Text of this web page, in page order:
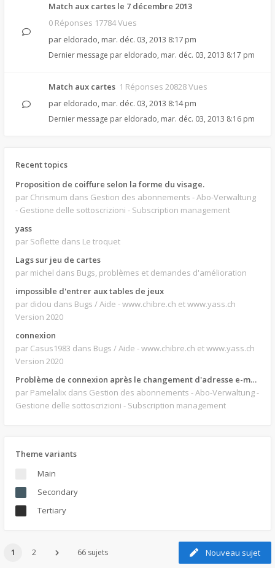
Match aux cartes le 7 décembre 2013
0 Réponses 17784 Vues
par eldorado, mar. déc. 03, 2013 8:17 pm
Dernier message par eldorado, mar. déc. 03, 2013 8:17 pm
Match aux cartes 1 Réponses 20828 Vues
par eldorado, mar. déc. 03, 2013 8:14 pm
Dernier message par eldorado, mar. déc. 03, 2013 8:16 pm
Recent topics
Proposition de coiffure selon la forme du visage.
par Chrismum dans Gestion des abonnements - Abo-Verwaltung
- Gestione delle sottoscrizioni - Subscription management
yass
par Soflette dans Le troquet
Lags sur jeu de cartes
par michel dans Bugs, problèmes et demandes d'amélioration
impossible d'entrer aux tables de jeux
par didou dans Bugs / Aide - www.chibre.ch et www.yass.ch
Version 2020
connexion
par Casus1983 dans Bugs / Aide - www.chibre.ch et www.yass.ch
Version 2020
Problème de connexion après le changement d'adresse e-mail.
par Pamelalix dans Gestion des abonnements - Abo-Verwaltung -
Gestione delle sottoscrizioni - Subscription management
Theme variants
Main
Secondary
Tertiary
Nouveau sujet
1 2 66 sujets